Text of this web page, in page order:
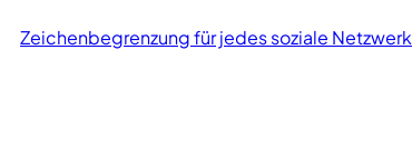
Zeichenbegrenzung für jedes soziale Netzwerk